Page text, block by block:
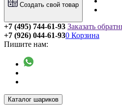
Создать свой товар
+7 (495) 744-61-93 Заказать
+7 (926) 044-61-93
Пишите нам:
0 Корзина
Каталог шариков